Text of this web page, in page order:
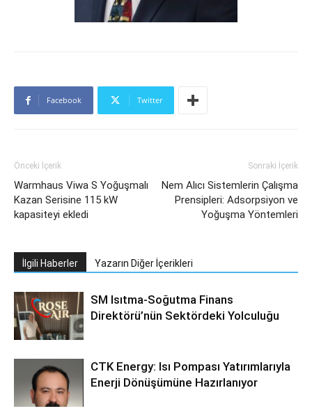
Facebook Twitter
Önceki İçerik
Warmhaus Viwa S Yoğuşmalı
Kazan Serisine 115 kW
kapasiteyi ekledi
Sonraki İçerik
Nem Alıcı Sistemlerin Çalışma
Prensipleri: Adsorpsiyon ve
Yoğuşma Yöntemleri
İlgili Haberler Yazarın Diğer İçerikleri
SM Isıtma-Soğutma Finans
Direktörü’nün Sektördeki Yolculuğu
CTK Energy: Isı Pompası Yatırımlarıyla
Enerji Dönüşümüne Hazırlanıyor